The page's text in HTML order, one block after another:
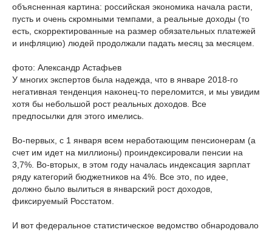
объясненная картина: российская экономика начала расти,
пусть и очень скромными темпами, а реальные доходы (то
есть, скорректированные на размер обязательных платежей
и инфляцию) людей продолжали падать месяц за месяцем.
фото: Александр Астафьев
У многих экспертов была надежда, что в январе 2018-го
негативная тенденция наконец-то переломится, и мы увидим
хотя бы небольшой рост реальных доходов. Все
предпосылки для этого имелись.
Во-первых, с 1 января всем неработающим пенсионерам (а
счет им идет на миллионы) проиндексировали пенсии на
3,7%. Во-вторых, в этом году началась индексация зарплат
ряду категорий бюджетников на 4%. Все это, по идее,
должно было вылиться в январский рост доходов,
фиксируемый Росстатом.
И вот федеральное статистическое ведомство обнародовало